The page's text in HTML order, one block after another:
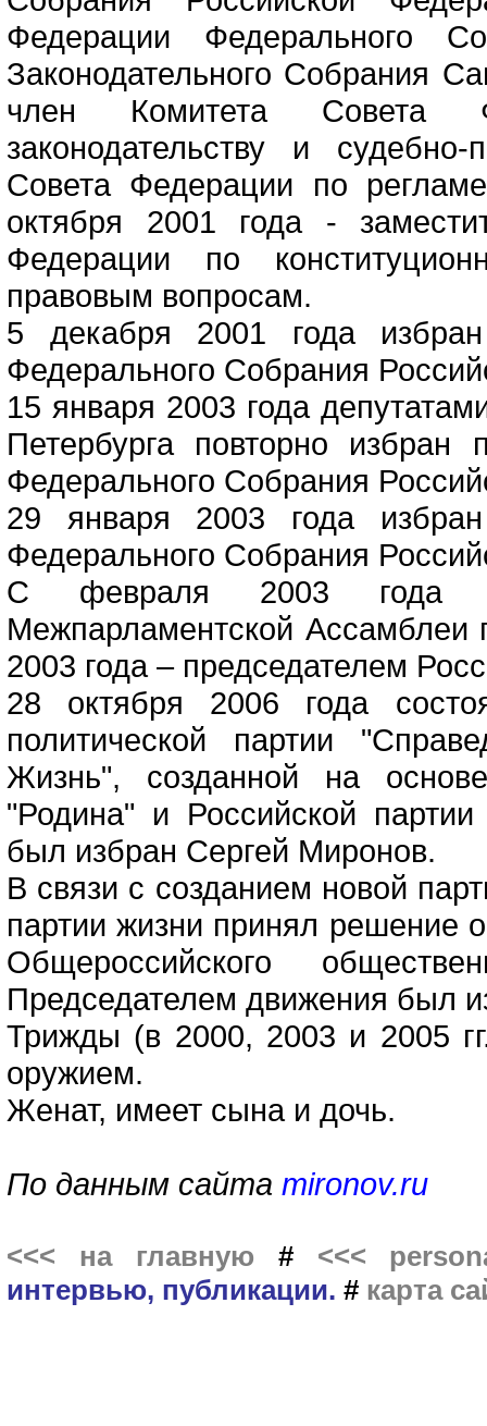
Федерации Федерального
Законодательного Собрания
член Комитета Совета
законодательству и
Совета Федерации по
октября 2001 года -
Федерации по
правовым вопросам.
5 декабря 2001 года
Федерального Собрания
15 января 2003 года
Петербурга повторно избран
Федерального Собрания
29 января 2003 года
Федерального Собрания
С февраля 2003 года
Межпарламентской Ассамблеи
2003 года – председателем
28 октября 2006 года
политической партии
Жизнь", созданной на
"Родина" и Российской
был избран Сергей Миронов.
В связи с созданием новой
партии жизни принял решение
Общероссийского
Председателем движения был
Трижды (в 2000, 2003 и 2005
оружием.
Женат, имеет сына и дочь.
По данным сайта mironov.ru
<<< на главную # <<<
интервью, публикации. # карта